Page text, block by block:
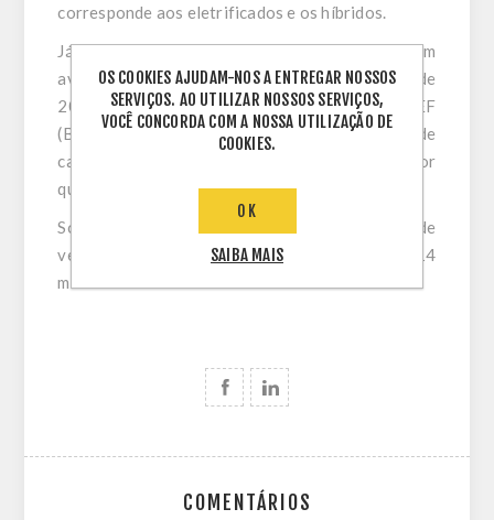
corresponde aos eletrificados e os híbridos.
Já a produção de veículos elétricos apresentou um
avanço de 96,9% na China em relação ao ano de
2021. Segundo levantamento da BloombergNEF
(BNEF), os chineses são o maior mercado de
carros eletrificados do mundo, respondendo por
quase metade da frota global.
Somente em dezembro, a produção e vendas de
veículos elétricos no território chinês foi de 814
mil unidades.
COMENTÁRIOS
OS COOKIES AJUDAM-NOS A ENTREGAR NOSSOS
SERVIÇOS. AO UTILIZAR NOSSOS SERVIÇOS,
VOCÊ CONCORDA COM A NOSSA UTILIZAÇÃO DE
COOKIES.
OK
SAIBA MAIS